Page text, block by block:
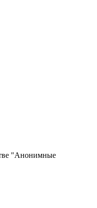
"Анонимные